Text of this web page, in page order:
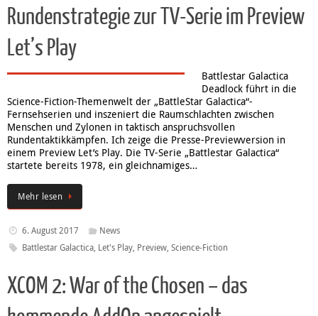
Rundenstrategie zur TV-Serie im Preview
Let’s Play
Battlestar Galactica
Deadlock führt in die
Science-Fiction-Themenwelt der „BattleStar Galactica“-
Fernsehserien und inszeniert die Raumschlachten zwischen
Menschen und Zylonen in taktisch anspruchsvollen
Rundentaktikkämpfen. Ich zeige die Presse-Previewversion in
einem Preview Let’s Play. Die TV-Serie „Battlestar Galactica“
startete bereits 1978, ein gleichnamiges…
Mehr lesen
6. August 2017
News
Battlestar Galactica, Let's Play, Preview, Science-Fiction
XCOM 2: War of the Chosen – das